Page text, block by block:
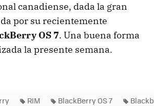
canadiense, dada la gran
por su recientemente
OS 7. Una buena forma
la presente semana.
RIM BlackBerry OS 7